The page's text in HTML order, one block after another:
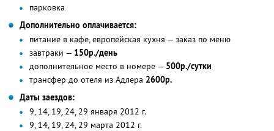
парковка
Дополнительно оплачивается:
питание в кафе, европейская кухня — заказ по меню
завтраки — 150р./день
дополнительное место в номере — 500р./сутки
трансфер до отеля из Адлера 2600р.
Даты заездов:
9, 14, 19, 24, 29 января 2012 г.
9, 14, 19, 24, 29 марта 2012 г.